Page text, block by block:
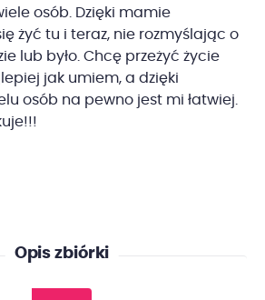
osób. Dzięki mamie
żyć tu i teraz, nie rozmyślając o
lub było. Chcę przeżyć życie
jak umiem, a dzięki
osób na pewno jest mi łatwiej.
Opis zbiórki